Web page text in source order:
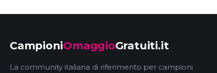
CampioniOmaggioGratuiti.it
La community italiana di riferimento per campioni